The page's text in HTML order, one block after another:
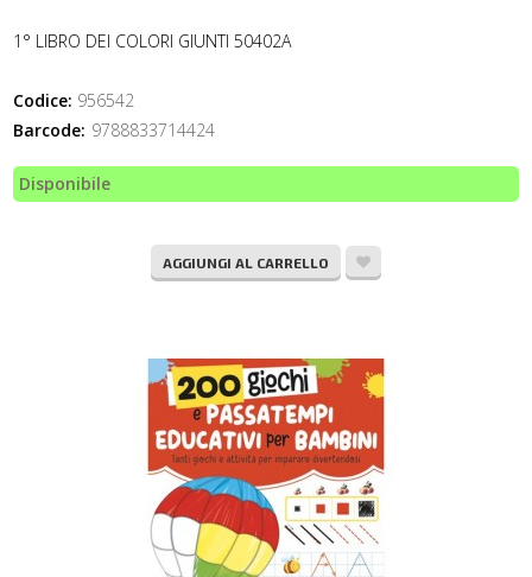
1° LIBRO DEI COLORI GIUNTI 50402A
Codice: 956542
Barcode: 9788833714424
Disponibile
AGGIUNGI AL CARRELLO